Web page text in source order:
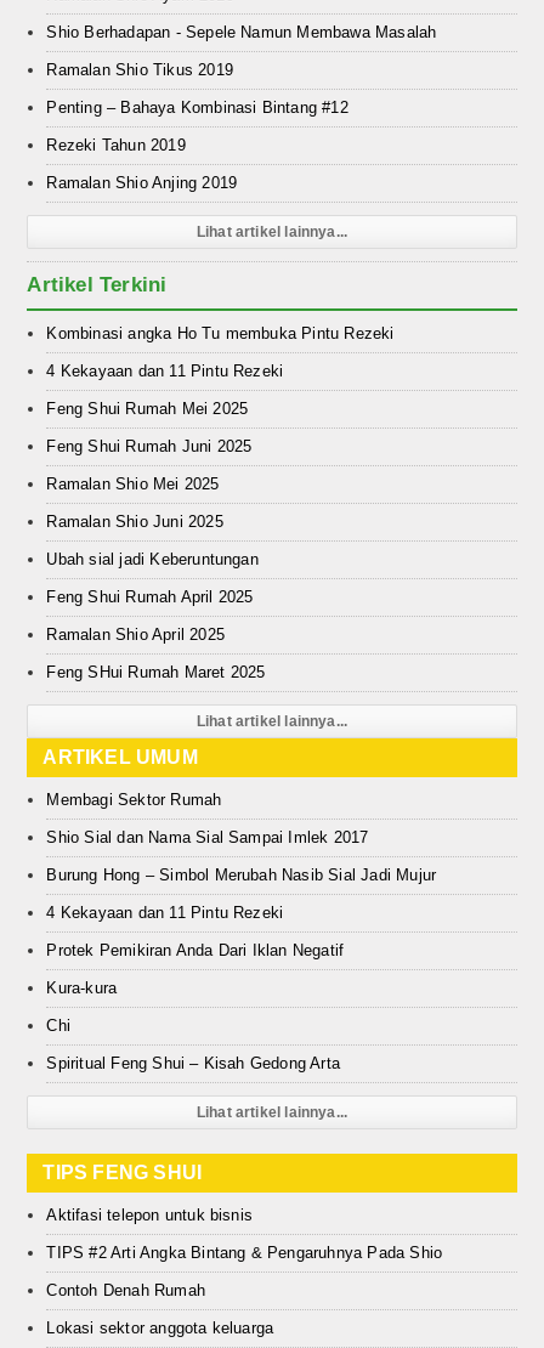
Shio Berhadapan - Sepele Namun Membawa Masalah
Ramalan Shio Tikus 2019
Penting – Bahaya Kombinasi Bintang #12
Rezeki Tahun 2019
Ramalan Shio Anjing 2019
Lihat artikel lainnya...
Artikel Terkini
Kombinasi angka Ho Tu membuka Pintu Rezeki
4 Kekayaan dan 11 Pintu Rezeki
Feng Shui Rumah Mei 2025
Feng Shui Rumah Juni 2025
Ramalan Shio Mei 2025
Ramalan Shio Juni 2025
Ubah sial jadi Keberuntungan
Feng Shui Rumah April 2025
Ramalan Shio April 2025
Feng SHui Rumah Maret 2025
Lihat artikel lainnya...
ARTIKEL UMUM
Membagi Sektor Rumah
Shio Sial dan Nama Sial Sampai Imlek 2017
Burung Hong – Simbol Merubah Nasib Sial Jadi Mujur
4 Kekayaan dan 11 Pintu Rezeki
Protek Pemikiran Anda Dari Iklan Negatif
Kura-kura
Chi
Spiritual Feng Shui – Kisah Gedong Arta
Lihat artikel lainnya...
TIPS FENG SHUI
Aktifasi telepon untuk bisnis
TIPS #2 Arti Angka Bintang & Pengaruhnya Pada Shio
Contoh Denah Rumah
Lokasi sektor anggota keluarga